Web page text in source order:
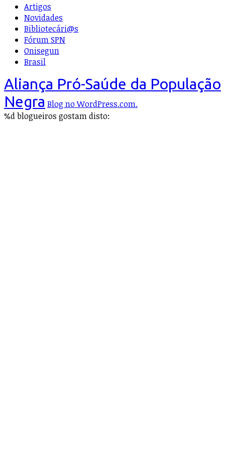
Artigos
Novidades
Bibliotecári@s
Fórum SPN
Onisegun
Brasil
Aliança Pró-Saúde da População
Negra Blog no WordPress.com.
%dblogueiros gostam disto: